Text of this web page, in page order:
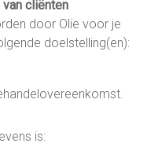
cliënten
door Olie voor je
doelstelling(en):
is: